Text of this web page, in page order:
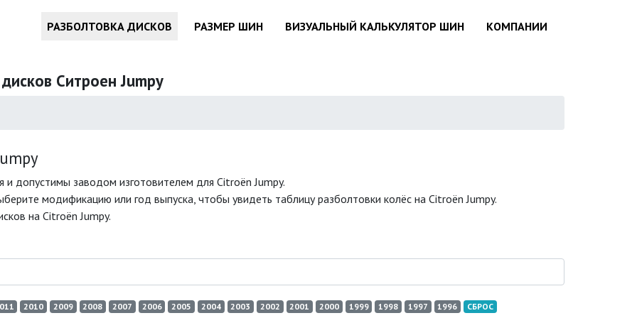
РАЗБОЛТОВКА ДИСКОВ РАЗМЕР ШИН ВИЗУАЛЬНЫЙ КАЛЬКУЛЯТОР ШИН КОМПАНИИ
Ситроен Jumpy
допустимы заводом изготовителем для Citroën Jumpy.
модификацию или год выпуска, чтобы увидеть таблицу разболтовки колёс на Citroën Jumpy.
на Citroën Jumpy.
2010 2009 2008 2007 2006 2005 2004 2003 2002 2001 2000 1999 1998 1997 1996 СБРОС